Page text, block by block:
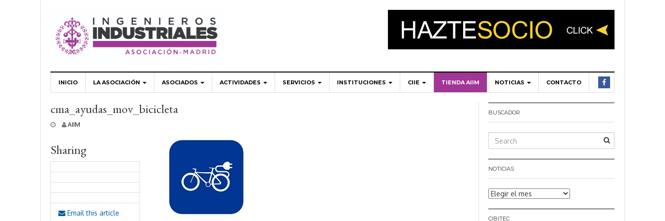
INICIO LA ASOCIACIÓN ASOCIADOS ACTIVIDADES SERVICIOS INSTITUCIONES CIIE TIENDA AIIM NOTICIAS CONTACTO
cma_ayudas_mov_bicicleta
c
b
r
e
0
AIIM
Sharing
Email this article
BUSCADOR
NOTICIAS
Noticias
CIBITEC